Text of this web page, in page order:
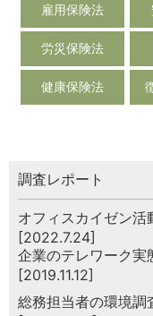
雇用保険法
労災保険法
健康保険法
調査レポート
オフィスカイゼン
[2022.7.24]
企業のテレワーク実
[2019.11.12]
総務担当者の環境調